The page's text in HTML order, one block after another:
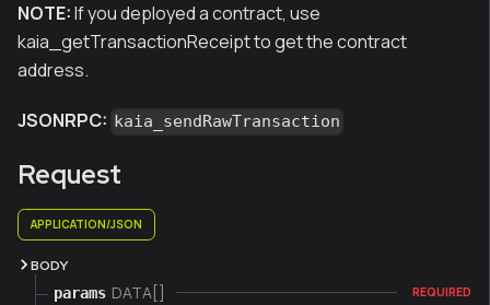
NOTE:If you deployed a contract, use
kaia_getTransactionReceipt to get the contract
address.
JSONRPC: kaia_sendRawTransaction
Request
APPLICATION/JSON
BODY
params DATA[] REQUIRED